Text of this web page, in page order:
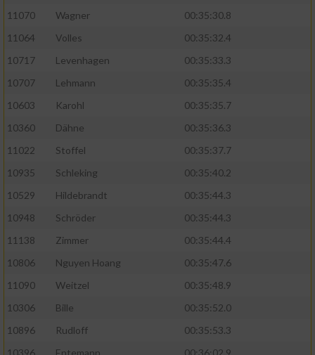
11070
Wagner
00:35:30.8
11064
Volles
00:35:32.4
10717
Levenhagen
00:35:33.3
10707
Lehmann
00:35:35.4
10603
Karohl
00:35:35.7
10360
Dähne
00:35:36.3
11022
Stoffel
00:35:37.7
10935
Schleking
00:35:40.2
10529
Hildebrandt
00:35:44.3
10948
Schröder
00:35:44.3
11138
Zimmer
00:35:44.4
10806
Nguyen Hoang
00:35:47.6
11090
Weitzel
00:35:48.9
10306
Bille
00:35:52.0
10896
Rudloff
00:35:53.3